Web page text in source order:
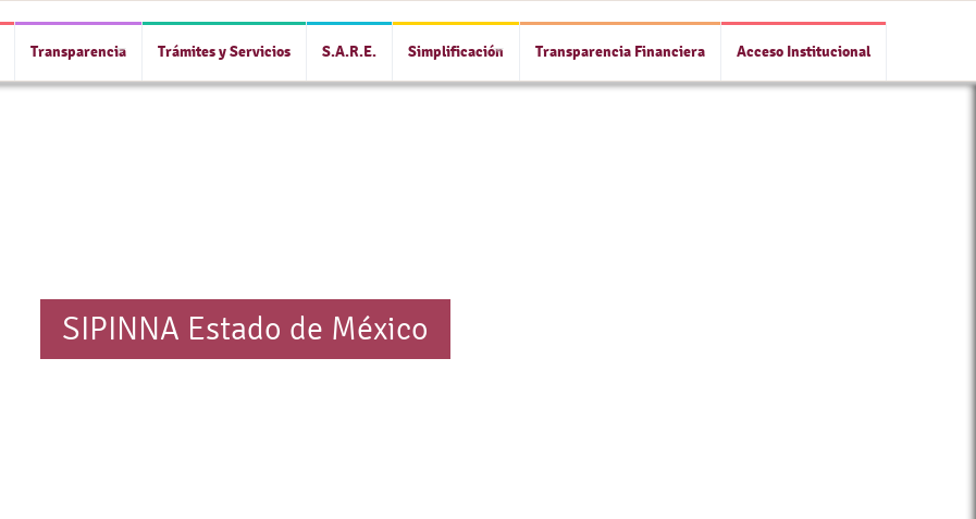
Transparencia Trámites y Servicios S.A.R.E. Simplificación Transparencia Financiera Acceso Institucional
SIPINNA Estado de México